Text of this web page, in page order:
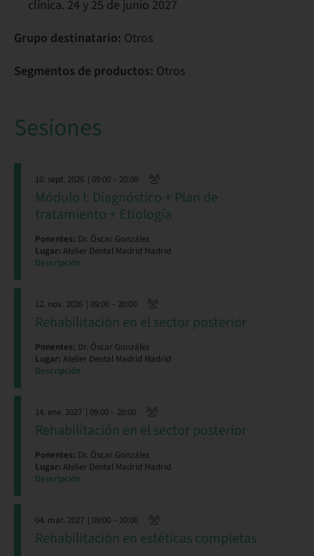
clínica. 24 y 25 de junio 2027
Grupo destinatario: Otros
Segmentos de productos: Otros
Sesiones
10. sept. 2026 | 09:00 – 20:00
Módulo I: Diagnóstico + Plan de
tratamiento + Etiología
Ponentes: Dr. Óscar González
Lugar: Atelier Dental Madrid Madrid
Descripción
12. nov. 2026 | 09:00 – 20:00
Rehabilitación en el sector posterior
Ponentes: Dr. Óscar González
Lugar: Atelier Dental Madrid Madrid
Descripción
14. ene. 2027 | 09:00 – 20:00
Rehabilitación en el sector posterior
Ponentes: Dr. Óscar González
Lugar: Atelier Dental Madrid Madrid
Descripción
04. mar. 2027 | 09:00 – 20:00
Rehabilitación en estéticas completas